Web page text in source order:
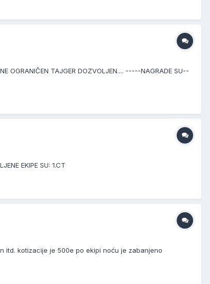
OGRANIČEN TAJGER DOZVOLJEN.... -----NAGRADE SU--
EKIPE SU: 1.CT
itd. kotizacije je 500e po ekipi noću je zabanjeno